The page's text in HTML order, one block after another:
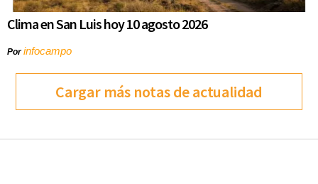
Clima en San Luis hoy 10 agosto 2026
Porinfocampo
Cargar más notas de actualidad